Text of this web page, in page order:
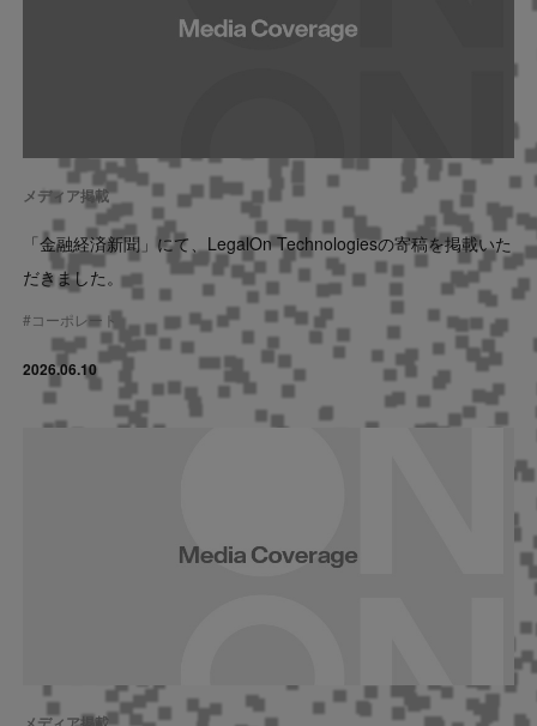
メディア掲載
「金融経済新聞」にて、LegalOn Technologiesの寄稿を掲載いた
だきました。
#コーポレート
2026.06.10